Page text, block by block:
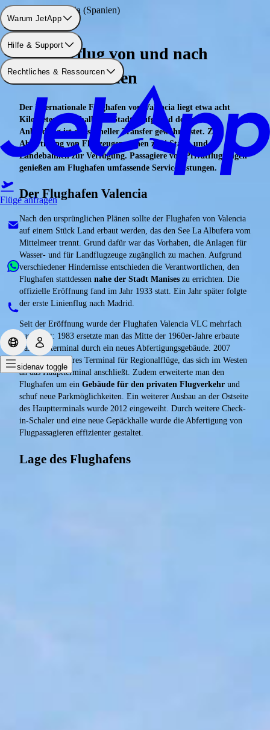
Warum JetApp
Hilfe & Support
Rechtliches & Ressourcen
Flüge anfragen
sidenav toggle
Flughafen: Valencia (Spanien)
Charterflug von und nach
Valencia buchen
Der internationale Flughafen von Valencia liegt etwa acht
Kilometer außerhalb der Stadt. Aufgrund der guten
Anbindung ist ein schneller Transfer gewährleistet. Zur
Abfertigung von Flugzeugen stehen zwei Start- und
Landebahnen zur Verfügung. Passagiere von Privatflugzeugen
genießen am Flughafen umfassende Serviceleistungen.
Der Flughafen Valencia
Nach den ursprünglichen Plänen sollte der Flughafen von Valencia
auf einem Stück Land erbaut werden, das den See La Albufera vom
Mittelmeer trennt. Grund dafür war das Vorhaben, die Anlagen für
Wasser- und für Landflugzeuge zugänglich zu machen. Aufgrund
verschiedener Hindernisse entschieden die Verantwortlichen, den
Flughafen stattdessen nahe der Stadt Manises zu errichten. Die
offizielle Eröffnung fand im Jahr 1933 statt. Ein Jahr später folgte
der erste Linienflug nach Madrid.
Seit der Eröffnung wurde der Flughafen Valencia VLC mehrfach
ausgebaut: 1983 ersetzte man das Mitte der 1960er-Jahre erbaute
Passagierterminal durch ein neues Abfertigungsgebäude. 2007
folgte ein weiteres Terminal für Regionalflüge, das sich im Westen
an das Hauptterminal anschließt. Zudem erweiterte man den
Flughafen um ein Gebäude für den privaten Flugverkehr und
schuf neue Parkmöglichkeiten. Ein weiterer Ausbau an der Ostseite
des Hauptterminals wurde 2012 eingeweiht. Durch weitere Check-
in-Schaler und eine neue Gepäckhalle wurde die Abfertigung von
Flugpassagieren effizienter gestaltet.
Lage des Flughafens